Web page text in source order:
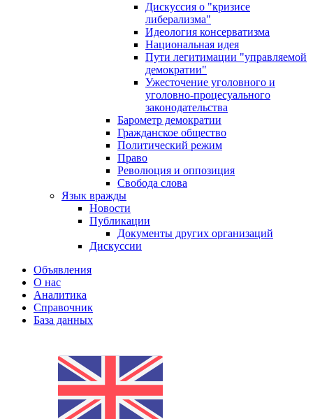
Дискуссия о "кризисе
либерализма"
Идеология консерватизма
Национальная идея
Пути легитимации "управляемой
демократии"
Ужесточение уголовного и
уголовно-процесуального
законодательства
Барометр демократии
Гражданское общество
Политический режим
Право
Революция и оппозиция
Свобода слова
Язык вражды
Новости
Публикации
Документы других организаций
Дискуссии
Объявления
О нас
Аналитика
Справочник
База данных